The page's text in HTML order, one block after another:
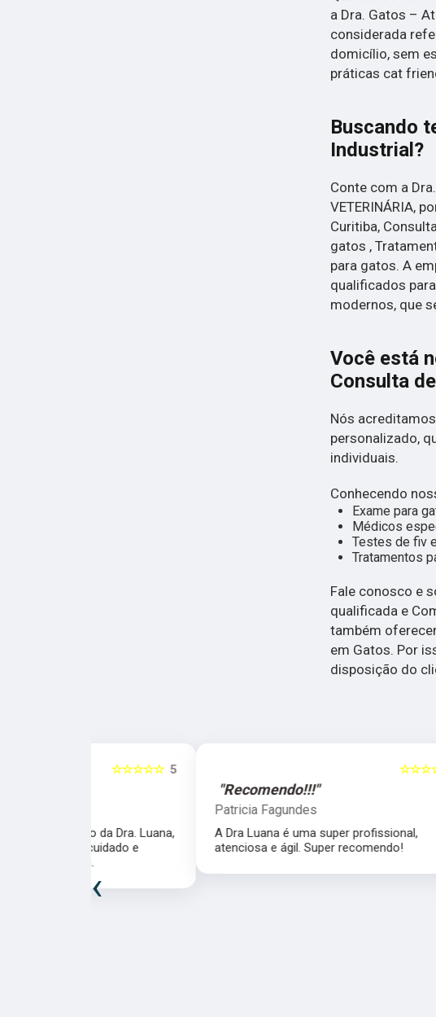
a Dra. Gatos –
considerada
domicílio, sem
práticas cat
Buscando
Industrial?
Conte com a
VETERINÁRIA,
Curitiba,
gatos ,
para gatos. A
qualificados
modernos, que
Você está
Consulta
Nós
personalizado,
individuais.
Conhecendo
Exame para
Médicos
Testes de fiv
Tratamentos
Fale conosco e
qualificada e
também
em Gatos. Por
disposição do
"Recomendo!!!"
Patricia Fagundes
A Dra Luana é uma super profissional,
atenciosa e ágil. Super recomendo!
‹